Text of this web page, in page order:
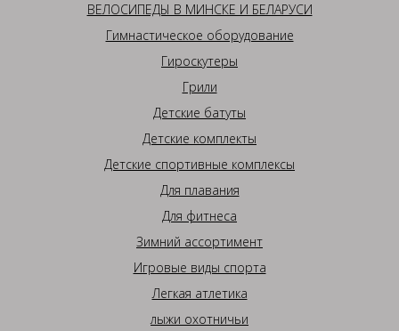
ВЕЛОСИПЕДЫ В МИНСКЕ И БЕЛАРУСИ
Гимнастическое оборудование
Гироскутеры
Грили
Детские батуты
Детские комплекты
Детские спортивные комплексы
Для плавания
Для фитнеса
Зимний ассортимент
Игровые виды спорта
Легкая атлетика
лыжи охотничьи